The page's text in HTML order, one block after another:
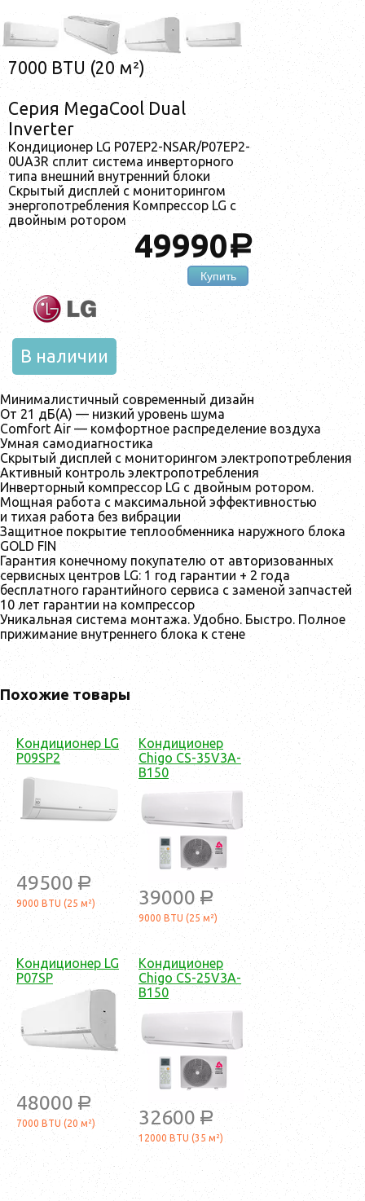
7000 BTU (20 м²)
Серия MegaCool Dual
Inverter
Кондиционер LG P07EP2-NSAR/P07EP2-
0UA3R сплит система инверторного
типа внешний внутренний блоки
Скрытый дисплей с мониторингом
энергопотребления Компрессор LG с
двойным ротором
49990a
Купить
В наличии
Минималистичный современный дизайн
От 21 дБ(А) — низкий уровень шума
Comfort Air — комфортное распределение воздуха
Умная самодиагностика
Скрытый дисплей с мониторингом электропотребления
Активный контроль электропотребления
Инверторный компрессор LG с двойным ротором.
Мощная работа с максимальной эффективностью
и тихая работа без вибрации
Защитное покрытие теплообменника наружного блока
GOLD FIN
Гарантия конечному покупателю от авторизованных
сервисных центров LG: 1 год гарантии + 2 года
бесплатного гарантийного сервиса с заменой запчастей
10 лет гарантии на компрессор
Уникальная система монтажа. Удобно. Быстро. Полное
прижимание внутреннего блока к стене
Похожие товары
Кондиционер LG
P09SP2
49500 a
9000 BTU (25 м²)
Кондиционер
Chigo CS-35V3A-
B150
39000 a
9000 BTU (25 м²)
Кондиционер LG
P07SP
48000 a
7000 BTU (20 м²)
Кондиционер
Chigo CS-25V3A-
B150
32600 a
12000 BTU (35 м²)